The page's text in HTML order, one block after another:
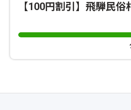
【100円割引】飛騨民